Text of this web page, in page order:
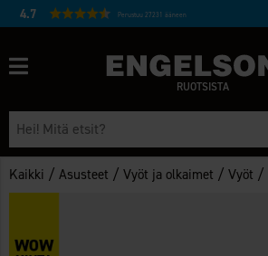
4.7 Perustuu 27231 ääneen
RUOTSISTA
Kaikki /Asusteet /Vyöt ja olkaimet /Vyöt /